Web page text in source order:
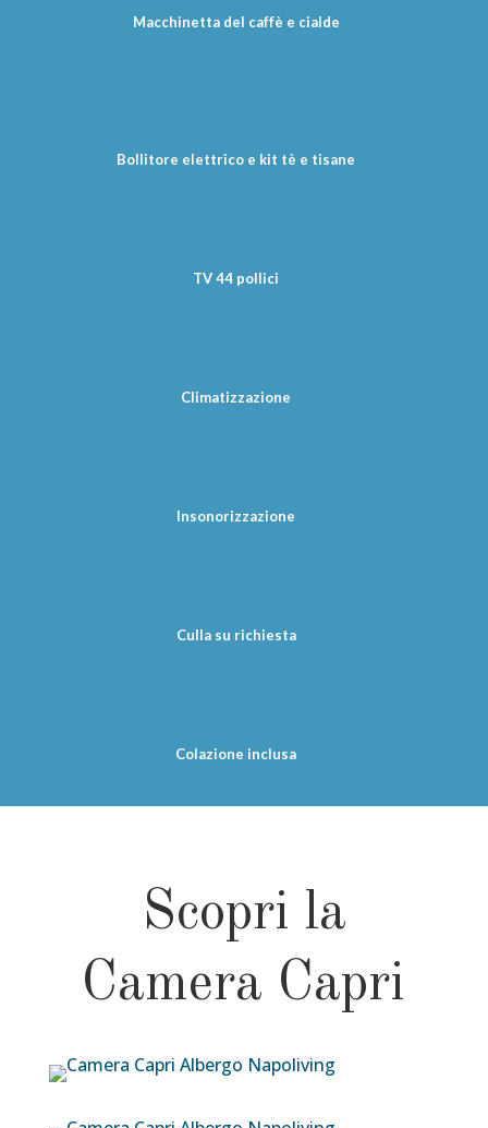
Macchinetta del caffè e cialde
Bollitore elettrico e kit tè e tisane
TV 44 pollici
Climatizzazione
Insonorizzazione
Culla su richiesta
Colazione inclusa
Scopri la
Camera Capri